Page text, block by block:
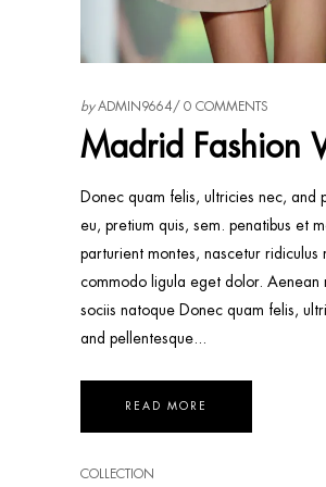
byADMIN9664 0 COMMENTS
Madrid Fashion
Donec quam felis, ultricies nec, and
eu, pretium quis, sem. penatibus et
parturient montes, nascetur ridiculus
commodo ligula eget dolor. Aenean
sociis natoque Donec quam felis,
and pellentesque
READ MORE
COLLECTION